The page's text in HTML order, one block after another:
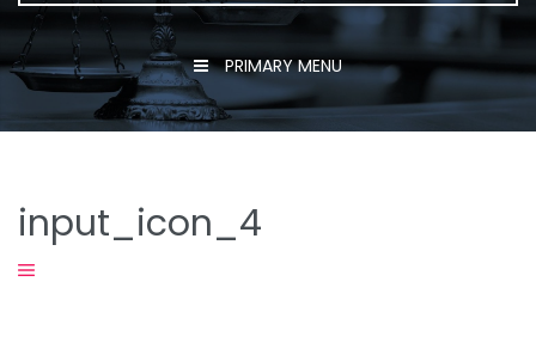
PRIMARY MENU
input_icon_4